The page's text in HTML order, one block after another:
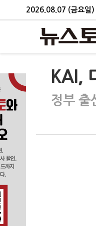
2026.08.07 (금요일)
KAI,
정부 출